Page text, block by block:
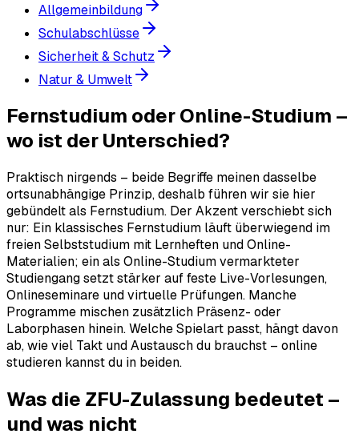
Allgemeinbildung
Schulabschlüsse
Sicherheit & Schutz
Natur & Umwelt
Fernstudium oder Online-Studium –
wo ist der Unterschied?
Praktisch nirgends – beide Begriffe meinen dasselbe
ortsunabhängige Prinzip, deshalb führen wir sie hier
gebündelt als Fernstudium. Der Akzent verschiebt sich
nur: Ein klassisches Fernstudium läuft überwiegend im
freien Selbststudium mit Lernheften und Online-
Materialien; ein als Online-Studium vermarkteter
Studiengang setzt stärker auf feste Live-Vorlesungen,
Onlineseminare und virtuelle Prüfungen. Manche
Programme mischen zusätzlich Präsenz- oder
Laborphasen hinein. Welche Spielart passt, hängt davon
ab, wie viel Takt und Austausch du brauchst – online
studieren kannst du in beiden.
Was die ZFU-Zulassung bedeutet –
und was nicht